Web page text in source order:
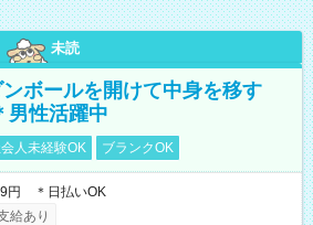
未読
ボールを開けて中身を移す
男性活躍中
人未経験OK ブランクOK
円 ＊日払いOK
給あり